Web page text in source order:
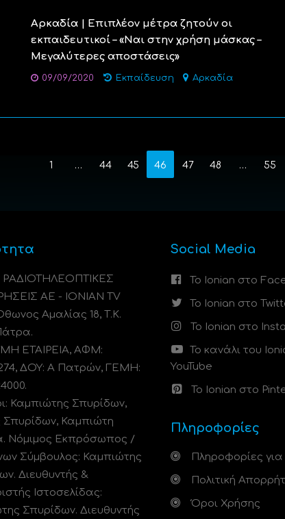
Αρκαδία | Επιπλέον μέτρα ζητούν οι
εκπαιδευτικοί – «Ναι στην χρήση μάσκας –
Μεγαλύτερες αποστάσεις»
09/09/2020 Εκπαίδευση Αρκαδία
1 … 44 45 46 47 48 … 55
ΡΑΔΙΟΤΗΛΕΟΠΤΙΚΕΣ
ΑΕ - IONIAN TV
Αμαλίας 18, Τ.Κ.
ΕΤΑΙΡΕΙΑ, ΑΦΜ:
ΔΟΥ: A Πατρών, ΓΕΜΗ:
Καμπιώτης Σπυρίδων,
Σπυρίδων, Καμπιώτη
Νόμιμος Εκπρόσωπος /
Σύμβουλος: Καμπιώτης
Διευθυντής &
Ιστοσελίδας:
Σπυρίδων. Διευθυντής
Social Media
Το Ionian στο
Το Ionian στο
Το Ionian στο
Το κανάλι του
YouTube
Το Ionian στο
Πληροφορίες
Πληροφορίες για
Πολιτική
Όροι Χρήσης